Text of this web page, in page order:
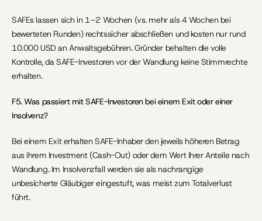
SAFEs lassen sich in 1–2 Wochen (vs. mehr als 4 Wochen bei
bewerteten Runden) rechtssicher abschließen und kosten nur rund
10.000 USD an Anwaltsgebühren. Gründer behalten die volle
Kontrolle, da SAFE-Investoren vor der Wandlung keine Stimmrechte
erhalten.
F5. Was passiert mit SAFE-Investoren bei einem Exit oder einer
Insolvenz?
Bei einem Exit erhalten SAFE-Inhaber den jeweils höheren Betrag
aus ihrem Investment (Cash-Out) oder dem Wert ihrer Anteile nach
Wandlung. Im Insolvenzfall werden sie als nachrangige
unbesicherte Gläubiger eingestuft, was meist zum Totalverlust
führt.